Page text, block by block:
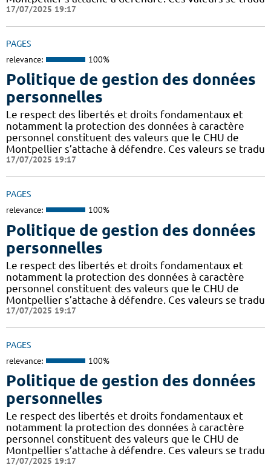
17/07/2025 19:17
PAGES
relevance: 100%
Politique de gestion des données
personnelles
Le respect des libertés et droits fondamentaux et
notamment la protection des données à caractère
personnel constituent des valeurs que le CHU de
Montpellier s’attache à défendre. Ces valeurs se tradu
17/07/2025 19:17
PAGES
relevance: 100%
Politique de gestion des données
personnelles
Le respect des libertés et droits fondamentaux et
notamment la protection des données à caractère
personnel constituent des valeurs que le CHU de
Montpellier s’attache à défendre. Ces valeurs se tradu
17/07/2025 19:17
PAGES
relevance: 100%
Politique de gestion des données
personnelles
Le respect des libertés et droits fondamentaux et
notamment la protection des données à caractère
personnel constituent des valeurs que le CHU de
Montpellier s’attache à défendre. Ces valeurs se tradu
17/07/2025 19:17